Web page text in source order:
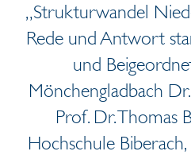
„Strukturwandel
Rede und Antwort
und
Mönchengladbach
Prof. Dr. Thomas
Hochschule